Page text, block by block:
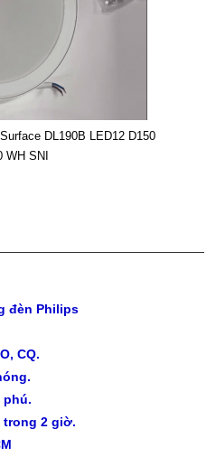
DL190B LED12 D150
WH SNI
đèn Philips
CQ.
phú.
2 giờ.